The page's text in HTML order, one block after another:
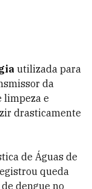
utilizada para
da
limpeza e
drasticamente
de Águas de
queda
dengue no